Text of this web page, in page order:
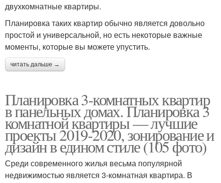
двухкомнатные квартиры.
Планировка таких квартир обычно является довольно
простой и универсальной, но есть некоторые важные
моменты, которые вы можете упустить.
читать дальше →
Планировка 3-комнатных квартир
в панельных домах. Планировка 3
комнатной квартиры — лучшие
проекты 2019-2020, зонирование и
дизайн в едином стиле (105 фото)
Среди современного жилья весьма популярной
недвижимостью является 3-комнатная квартира. В